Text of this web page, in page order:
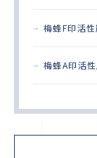
梅蜂F印活性
梅蜂A印活性